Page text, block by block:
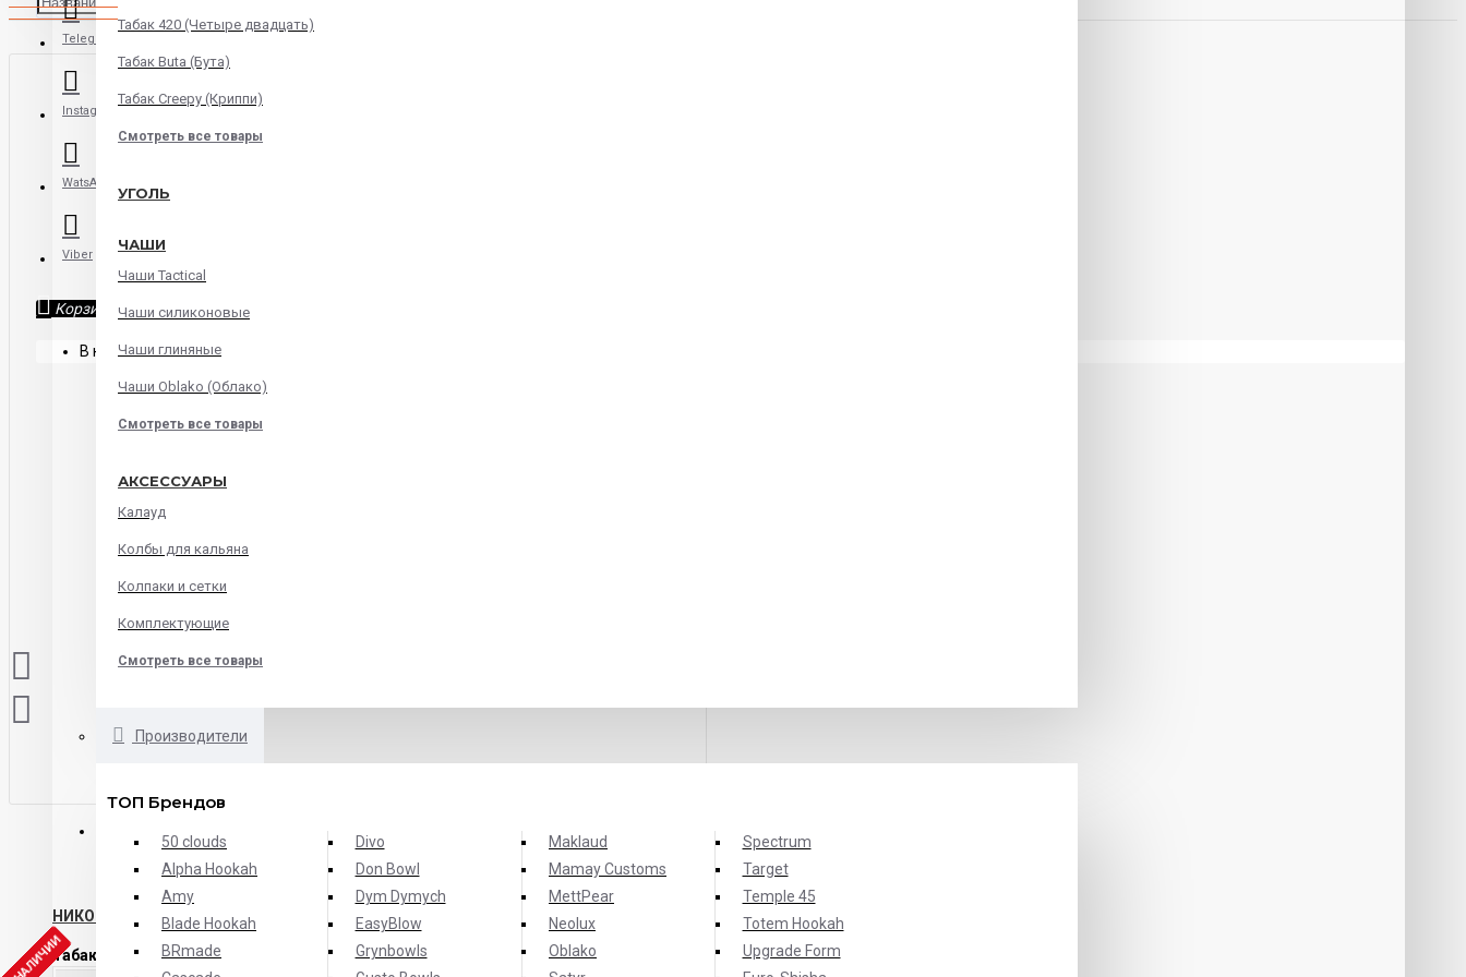
Telegram
Instagram
WatsApp
Viber
Корзина
В корзине пусто!
Табак 420 (Четыре двадцать)
Табак Buta (Бута)
Табак Creepy (Криппи)
Смотреть все товары
УГОЛЬ
ЧАШИ
Чаши Tactical
Чаши силиконовые
Чаши глиняные
Чаши Oblako (Облако)
Смотреть все товары
АКСЕССУАРЫ
Калауд
Колбы для кальяна
Колпаки и сетки
Комплектующие
Смотреть все товары
Производители
ТОП Брендов
50 clouds
Alpha Hookah
Amy
Blade Hookah
BRmade
Divo
Don Bowl
Dym Dymych
EasyBlow
Grynbowls
Maklaud
Mamay Customs
MettPear
Neolux
Oblako
Spectrum
Target
Temple 45
Totem Hookah
Upgrade Form
ОПИСАНИЕ ХАРАКТЕРИСТИКИ
НИКОГДА БОЛЬШЕ И НЕ БУДЕТ
Табак Spectrum Cookies&Milk
- настоящий вкус детства - песочное печенье с нежный